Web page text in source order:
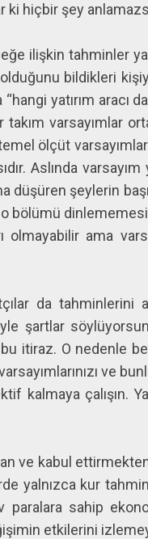
hiçbir şey
ilişkin tahminler
bildikleri
yatırım aracı
takım varsayımlar
ölçüt
Aslında varsayım
şeylerin
bölümü
olmayabilir ama
da tahminlerini
şartlar
itiraz. O nedenle
ve
kalmaya çalışın.
ve kabul
yalnızca kur
paralara sahip
etkilerini